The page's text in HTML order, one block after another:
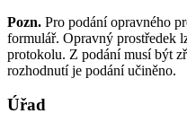
Pozn. Pro podání opravného
formulář. Opravný prostředek
protokolu. Z podání musí být
rozhodnutí je podání učiněno.
Úřad